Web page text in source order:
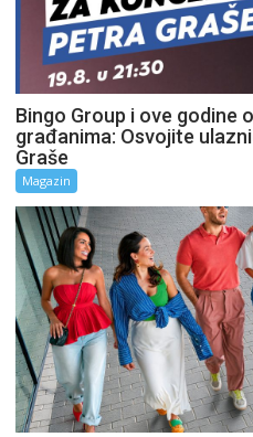
Bingo Group i ove godine
građanima: Osvojite
Graše
Magazin